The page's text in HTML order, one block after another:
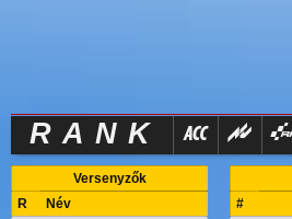
RANK
Versenyzők
R
Név
#